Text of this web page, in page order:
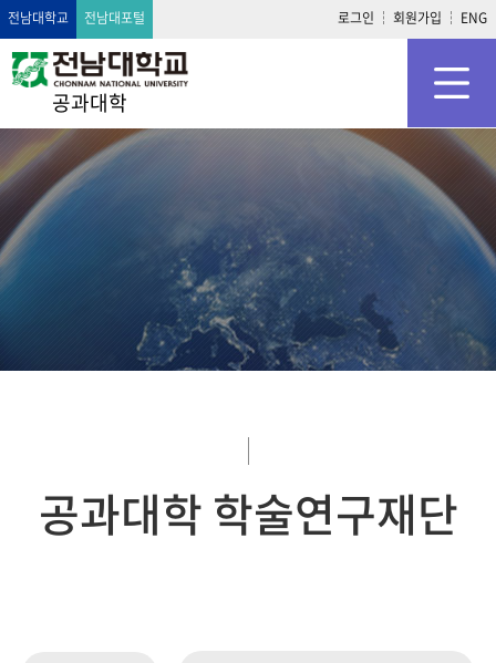
전남대학교 전남대포털 로그인 회원가입 ENG
공과대학
공과대학 학술연구재단